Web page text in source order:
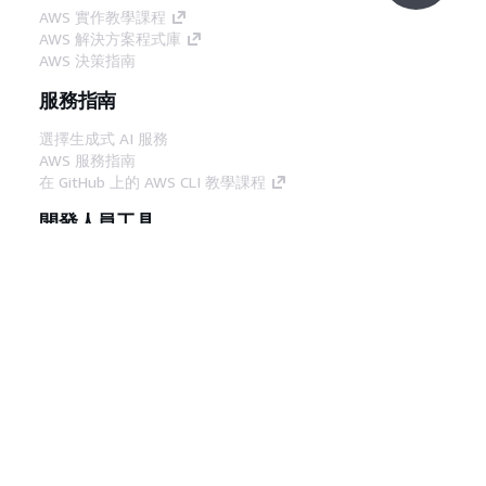
AWS 實作教學課程
AWS 解決方案程式庫
AWS 決策指南
服務指南
選擇生成式 AI 服務
AWS 服務指南
在 GitHub 上的 AWS CLI 教學課程
開發人員工具